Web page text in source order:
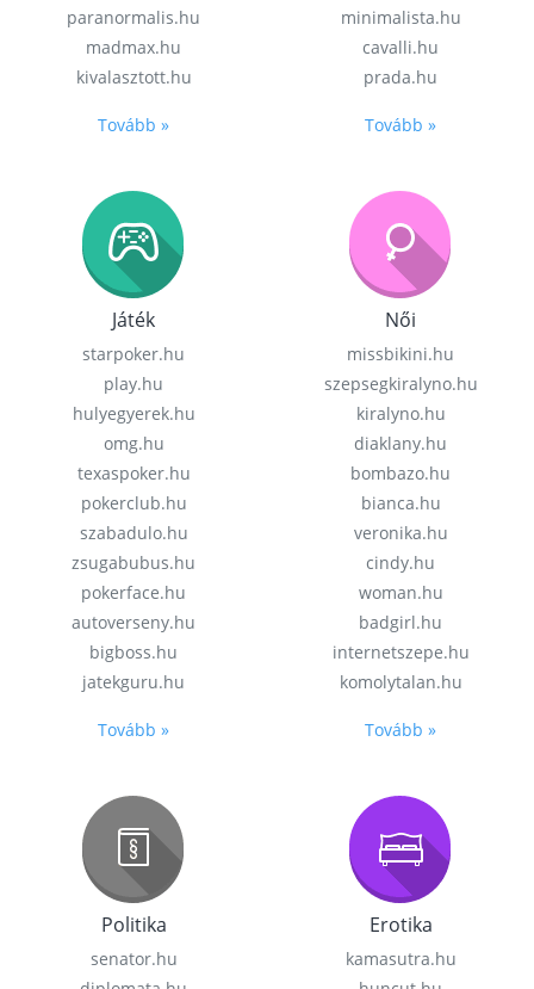
paranormalis.hu
madmax.hu
kivalasztott.hu
Tovább »
minimalista.hu
cavalli.hu
prada.hu
Tovább »
Játék
starpoker.hu
play.hu
hulyegyerek.hu
omg.hu
texaspoker.hu
pokerclub.hu
szabadulo.hu
zsugabubus.hu
pokerface.hu
autoverseny.hu
bigboss.hu
jatekguru.hu
Tovább »
Női
missbikini.hu
szepsegkiralyno.hu
kiralyno.hu
diaklany.hu
bombazo.hu
bianca.hu
veronika.hu
cindy.hu
woman.hu
badgirl.hu
internetszepe.hu
komolytalan.hu
Tovább »
Politika
senator.hu
Erotika
kamasutra.hu